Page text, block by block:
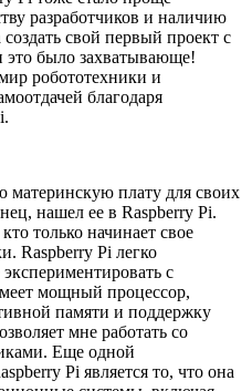
разработчиков и наличию
свой первый проект с
это было захватывающе!
робототехники и
благодаря
материнскую плату для своих
нашел ее в Raspberry Pi.
только начинает свое
Raspberry Pi легко
с
мощный процессор,
памяти и поддержку
мне работать со
Еще одной
Pi является то, что она